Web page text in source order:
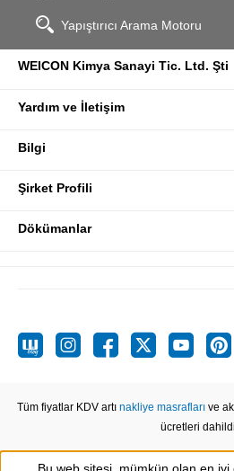
Yapıştırıcı Arama Motoru
WEICON Kimya Sanayi Tic. Ltd. Şti
Yardım ve İletişim
Bilgi
Şirket Profili
Dökümanlar
Tüm fiyatlar KDV artı nakliye masrafları ve
ücretleri